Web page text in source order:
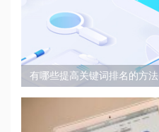
有哪些提高关键词排名的方法